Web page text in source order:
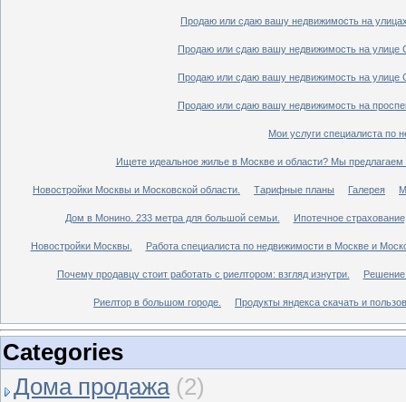
Продаю или сдаю вашу недвижимость на
Продаю или сдаю вашу недвижимость на улице
Продаю или сдаю вашу недвижимость на улице
Продаю или сдаю вашу недвижимость на
Мои услуги специалиста по
Ищете идеальное жилье в Москве и области? Мы
Новостройки Москвы и Московской области. Тарифные планы Галерея
Дом в Монино. 233 метра для большой семьи. Ипотечное
Новостройки Москвы. Работа специалиста по недвижимости в Москве и
Почему продавцу стоит работать с риелтором: взгляд изнутри.
Риелтор в большом городе. Продукты яндекса скачать и
Categories
Дома продажа (2)